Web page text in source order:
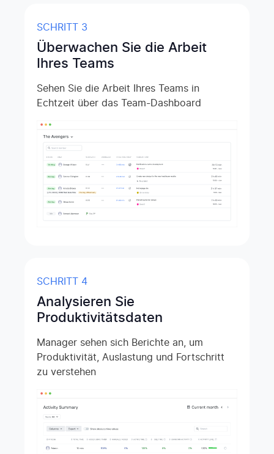
SCHRITT 3
Überwachen Sie die Arbeit
Ihres Teams
Sehen Sie die Arbeit Ihres Teams in
Echtzeit über das Team-Dashboard
SCHRITT 4
Analysieren Sie
Produktivitätsdaten
Manager sehen sich Berichte an, um
Produktivität, Auslastung und Fortschritt
zu verstehen